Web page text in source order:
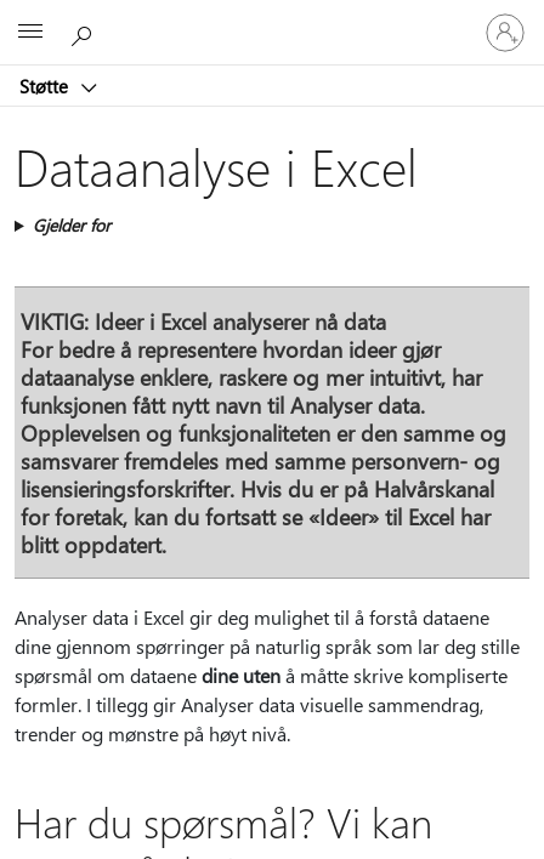
Støtte
Logg
på
kontoen
Dataanalyse i Excel
Gjelder for
VIKTIG: Ideer i Excel analyserer nå data
For bedre å representere hvordan ideer gjør
dataanalyse enklere, raskere og mer intuitivt, har
funksjonen fått nytt navn til Analyser data.
Opplevelsen og funksjonaliteten er den samme og
samsvarer fremdeles med samme personvern- og
lisensieringsforskrifter. Hvis du er på Halvårskanal
for foretak, kan du fortsatt se «Ideer» til Excel har
blitt oppdatert.
Analyser data i Excel gir deg mulighet til å forstå dataene
dine gjennom spørringer på naturlig språk som lar deg stille
spørsmål om dataenedine utenå måtte skrive kompliserte
formler. I tillegg gir Analyser data visuelle sammendrag,
trender og mønstre på høyt nivå.
Har du spørsmål? Vi kan